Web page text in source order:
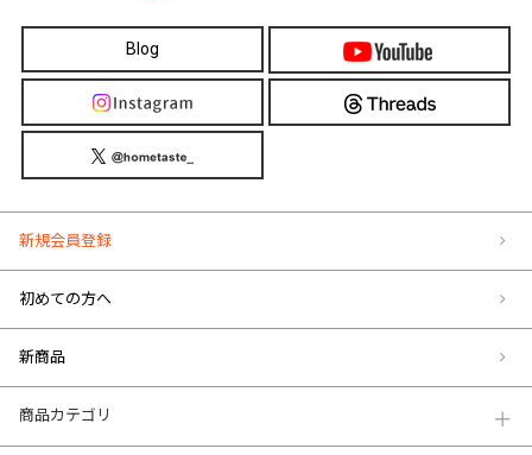
Blog
新規会員登録
初めての方へ
新商品
商品カテゴリ